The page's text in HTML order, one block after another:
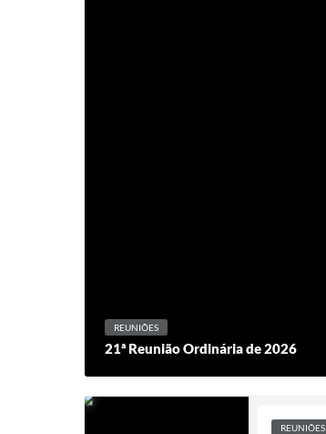
REUNIÕES
21ª Reunião Ordinária de 2026
REUNIÕES